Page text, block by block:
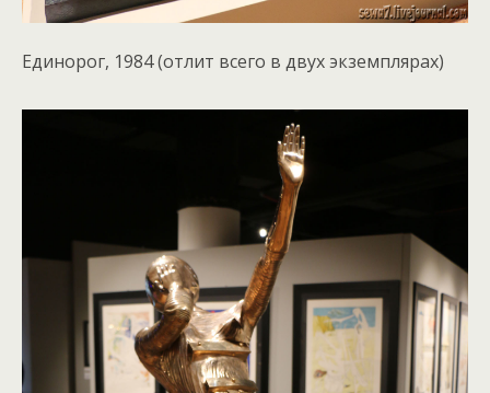
Единорог, 1984 (отлит всего в двух экземплярах)